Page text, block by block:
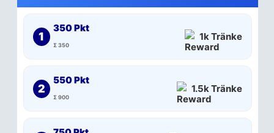
1
350 Pkt
Σ 350
1k Tränke
2
550 Pkt
Σ 900
1.5k Tränke